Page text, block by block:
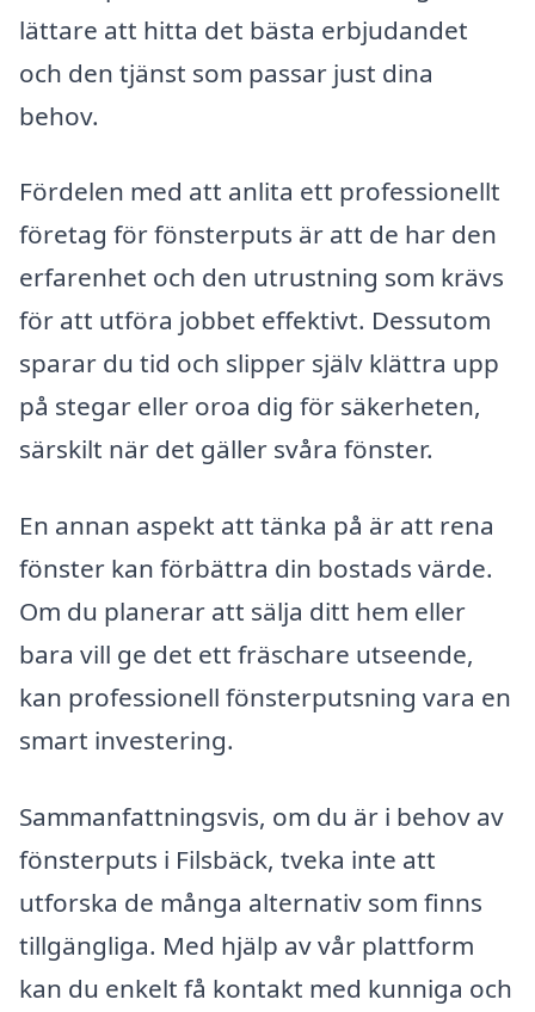
lättare att hitta det bästa erbjudandet
och den tjänst som passar just dina
behov.
Fördelen med att anlita ett professionellt
företag för fönsterputs är att de har den
erfarenhet och den utrustning som krävs
för att utföra jobbet effektivt. Dessutom
sparar du tid och slipper själv klättra upp
på stegar eller oroa dig för säkerheten,
särskilt när det gäller svåra fönster.
En annan aspekt att tänka på är att rena
fönster kan förbättra din bostads värde.
Om du planerar att sälja ditt hem eller
bara vill ge det ett fräschare utseende,
kan professionell fönsterputsning vara en
smart investering.
Sammanfattningsvis, om du är i behov av
fönsterputs i Filsbäck, tveka inte att
utforska de många alternativ som finns
tillgängliga. Med hjälp av vår plattform
kan du enkelt få kontakt med kunniga och